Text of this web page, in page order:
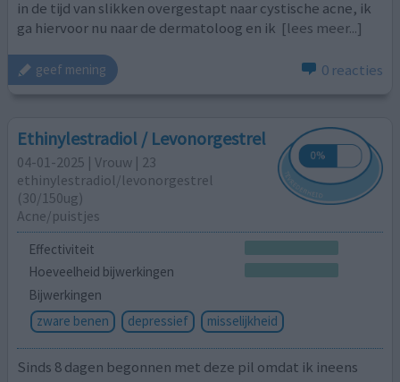
in de tijd van slikken overgestapt naar cystische acne, ik
ga hiervoor nu naar de dermatoloog en ik [lees meer...]
geef mening 0 reacties
Ethinylestradiol / Levonorgestrel
04-01-2025 | Vrouw | 23
ethinylestradiol/levonorgestrel
(30/150ug)
Acne/puistjes
Effectiviteit
Hoeveelheid bijwerkingen
Bijwerkingen
zware benen
depressief misselijkheid
Sinds 8 dagen begonnen met deze pil omdat ik ineens